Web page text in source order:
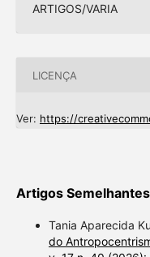
ARTIGOS/VARIA
LICENÇA
Ver: https://
Artigos Semelhantes
Tania Aparecida
do